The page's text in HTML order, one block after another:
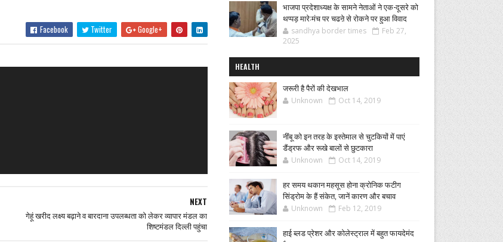
Facebook Twitter Google+
NEXT
गेहूं खरीद लक्ष्य बढ़ाने व बारदाना उपलब्धता को लेकर व्यापार मंडल का
शिष्टमंडल दिल्ली पहुंचा
भाजपा प्रदेशाध्यक्ष के सामने नेताओं ने एक-दूसरे को
थप्पड़ मारे:मंच पर चढऩे से रोकने पर हुआ विवाद
sandhya border times
Feb 27,
2025
HEALTH
जरूरी है पैरों की देखभाल
Unknown Oct 14, 2019
नींबू को इन तरह के इस्तेमाल से चुटकियों में पाएं
डैंड्रफ और रूखे बालों से छुटकारा
Unknown Oct 14, 2019
हर समय थकान महसूस होना क्रोनिक फटीग
सिंड्रोम के हैं संकेत, जानें कारण और बचाव
Unknown Feb 12, 2019
हाई ब्लड प्रेशर और कोलेस्ट्राल में बहुत फायदेमंद